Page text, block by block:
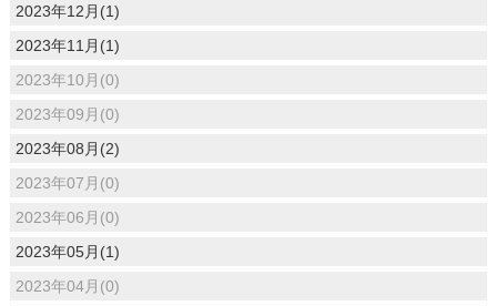
2023年12月(1)
2023年11月(1)
2023年10月(0)
2023年09月(0)
2023年08月(2)
2023年07月(0)
2023年06月(0)
2023年05月(1)
2023年04月(0)